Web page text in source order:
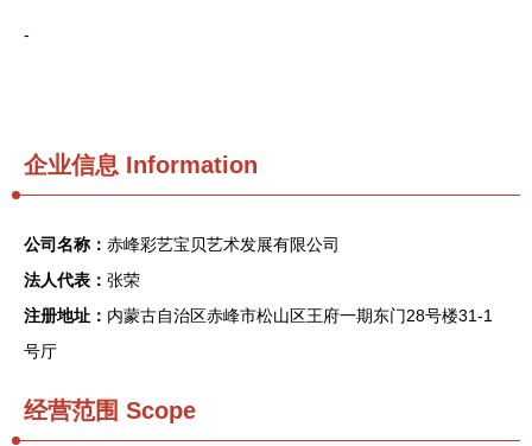
-
企业信息 Information
公司名称： 赤峰彩艺宝贝艺术发展有限公司
法人代表： 张荣
注册地址： 内蒙古自治区赤峰市松山区王府一期东门28号楼31-1
号厅
经营范围 Scope